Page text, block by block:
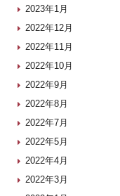
2023年1月
2022年12月
2022年11月
2022年10月
2022年9月
2022年8月
2022年7月
2022年5月
2022年4月
2022年3月